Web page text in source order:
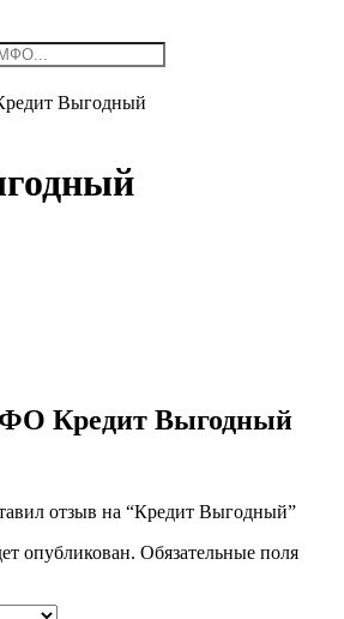
Выгодный
Кредит Выгодный
отзыв на “Кредит Выгодный”
опубликован. Обязательные поля